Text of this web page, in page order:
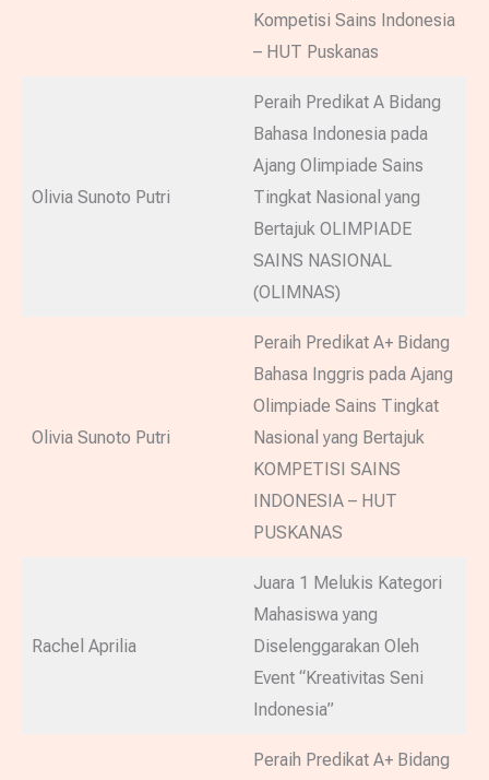
Kompetisi Sains Indonesia
– HUT Puskanas
Olivia Sunoto Putri
Peraih Predikat A Bidang
Bahasa Indonesia pada
Ajang Olimpiade Sains
Tingkat Nasional yang
Bertajuk OLIMPIADE
SAINS NASIONAL
(OLIMNAS)
Olivia Sunoto Putri
Peraih Predikat A+ Bidang
Bahasa Inggris pada Ajang
Olimpiade Sains Tingkat
Nasional yang Bertajuk
KOMPETISI SAINS
INDONESIA – HUT
PUSKANAS
Rachel Aprilia
Juara 1 Melukis Kategori
Mahasiswa yang
Diselenggarakan Oleh
Event “Kreativitas Seni
Indonesia”
Peraih Predikat A+ Bidang